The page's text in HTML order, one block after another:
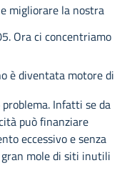
migliorare la nostra
Ora ci concentriamo
è diventata motore di
Infatti se da
può finanziare
eccessivo e senza
mole di siti inutili